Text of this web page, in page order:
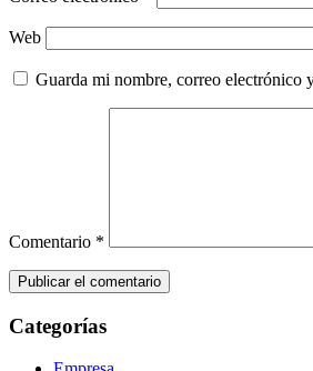
Web
Guarda mi nombre, correo electrónico
Comentario *
Categorías